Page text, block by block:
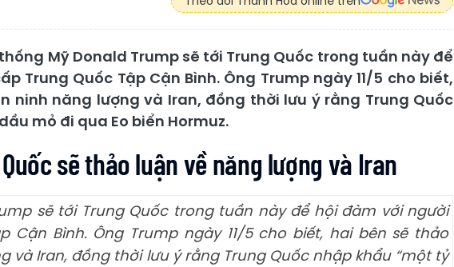
Mỹ Donald Trump sẽ tới Trung Quốc trong tuần này để
Trung Quốc Tập Cận Bình. Ông Trump ngày 11/5 cho biết,
ninh năng lượng và Iran, đồng thời lưu ý rằng Trung Quốc
mỏ đi qua Eo biển Hormuz.
sẽ thảo luận về năng lượng và Iran
sẽ tới Trung Quốc trong tuần này để hội đàm với người
Cận Bình. Ông Trump ngày 11/5 cho biết, hai bên sẽ thảo
và Iran, đồng thời lưu ý rằng Trung Quốc nhập khẩu “một tỷ